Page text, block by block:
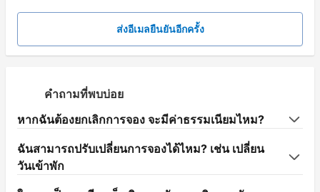
ส่งอีเมลยืนยันอีกครั้ง
คำถามที่พบบ่อย
หากฉันต้องยกเลิกการจอง จะมีค่าธรรมเนียมไหม?
ฉันสามารถปรับเปลี่ยนการจองได้ไหม? เช่น เปลี่ยน
วันเข้าพัก